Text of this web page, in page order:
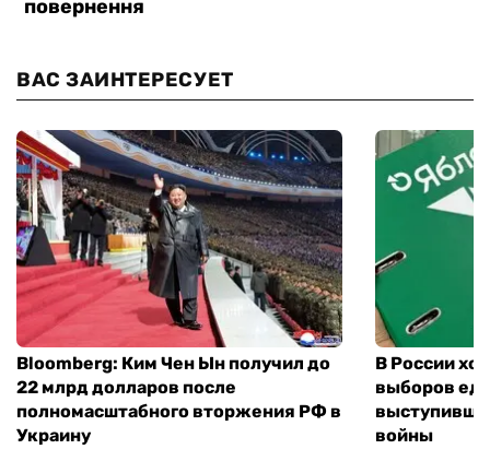
ВАС ЗАИНТЕРЕСУЕТ
Bloomberg: Ким Чен Ын получил до
22 млрд долларов после
полномасштабного вторжения РФ в
Украину
В России
выборов
войны